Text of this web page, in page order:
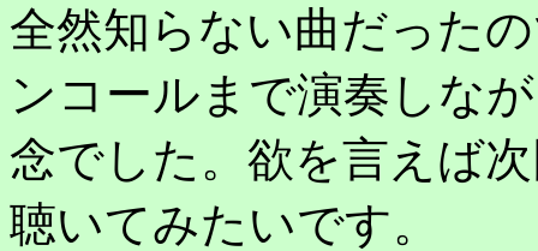
全然知らない曲だった
ンコールまで演奏しな
念でした。欲を言えば
聴いてみたいです。